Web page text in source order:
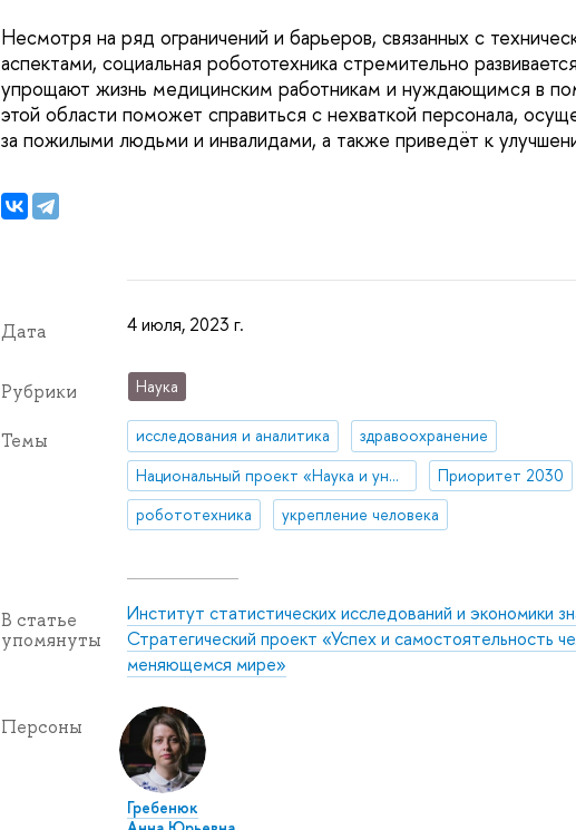
Несмотря на ряд ограничений и барьеров, связанных с
аспектами, социальная робототехника стремительно
упрощают жизнь медицинским работникам и нуждающимся в
этой области поможет справиться с нехваткой персонала,
за пожилыми людьми и инвалидами, а также приведёт к
Дата 4 июля, 2023 г.
Рубрики Наука
Темы исследования и аналитика
здравоохранение
Национальный проект «Наука и университеты»
Приоритет 2030
робототехника
укрепление человека
В статье
упомянуты
Институт статистических исследований и экономики
Стратегический проект «Успех и самостоятельность
меняющемся мире»
Персоны
Гребенюк